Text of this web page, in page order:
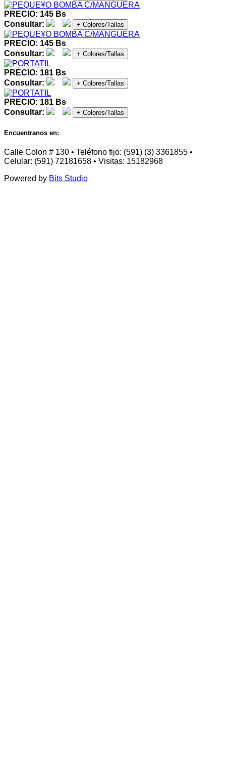
PRECIO: 145 Bs
Consultar:
+ Colores/Tallas
PRECIO: 145 Bs
Consultar:
+ Colores/Tallas
PRECIO: 181 Bs
Consultar:
+ Colores/Tallas
PRECIO: 181 Bs
Consultar:
+ Colores/Tallas
Encuentranos en:
Calle Colon # 130 • Teléfono fijo: (591) (3) 3361855 •
Celular: (591) 72181658 • Visitas: 15182968
Powered by Bits Studio